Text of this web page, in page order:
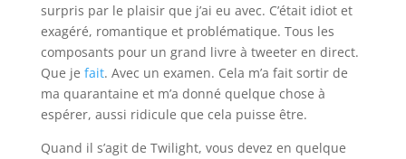
surpris par le plaisir que j’ai eu avec. C’était idiot et
exagéré, romantique et problématique. Tous les
composants pour un grand livre à tweeter en direct.
Que je fait. Avec un examen. Cela m’a fait sortir de
ma quarantaine et m’a donné quelque chose à
espérer, aussi ridicule que cela puisse être.
Quand il s’agit de Twilight, vous devez en quelque